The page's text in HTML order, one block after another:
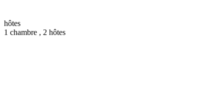
hôtes
1 chambre , 2 hôtes